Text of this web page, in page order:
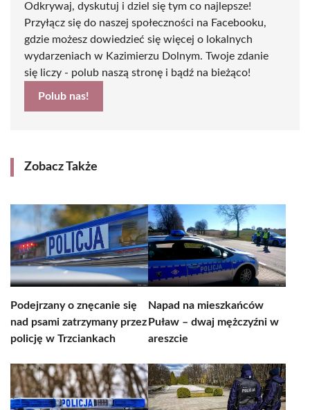
Odkrywaj, dyskutuj i dziel się tym co najlepsze!
Przyłącz się do naszej społeczności na Facebooku,
gdzie możesz dowiedzieć się więcej o lokalnych
wydarzeniach w Kazimierzu Dolnym. Twoje zdanie
się liczy - polub naszą stronę i bądź na bieżąco!
Polub nas!
Zobacz Także
Podejrzany o znęcanie się
nad psami zatrzymany przez
policję w Trzciankach
Napad na mieszkańców
Puław – dwaj mężczyźni w
areszcie